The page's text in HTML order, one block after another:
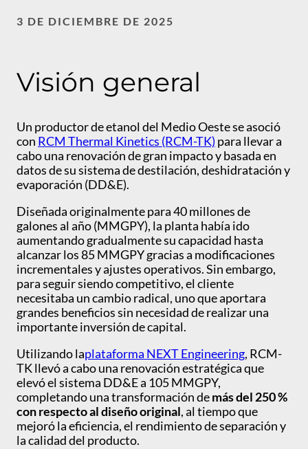
3 DE DICIEMBRE DE 2025
Visión general
Un productor de etanol del Medio Oeste se asoció
con RCM Thermal Kinetics (RCM-TK) para llevar a
cabo una renovación de gran impacto y basada en
datos de su sistema de destilación, deshidratación y
evaporación (DD&E).
Diseñada originalmente para 40 millones de
galones al año (MMGPY), la planta había ido
aumentando gradualmente su capacidad hasta
alcanzar los 85 MMGPY gracias a modificaciones
incrementales y ajustes operativos. Sin embargo,
para seguir siendo competitivo, el cliente
necesitaba un cambio radical, uno que aportara
grandes beneficios sin necesidad de realizar una
importante inversión de capital.
Utilizando laplataforma NEXT Engineering, RCM-
TK llevó a cabo una renovación estratégica que
elevó el sistema DD&E a 105 MMGPY,
completando una transformación demás del 250 %
con respecto al diseño original, al tiempo que
mejoró la eficiencia, el rendimiento de separación y
la calidad del producto.